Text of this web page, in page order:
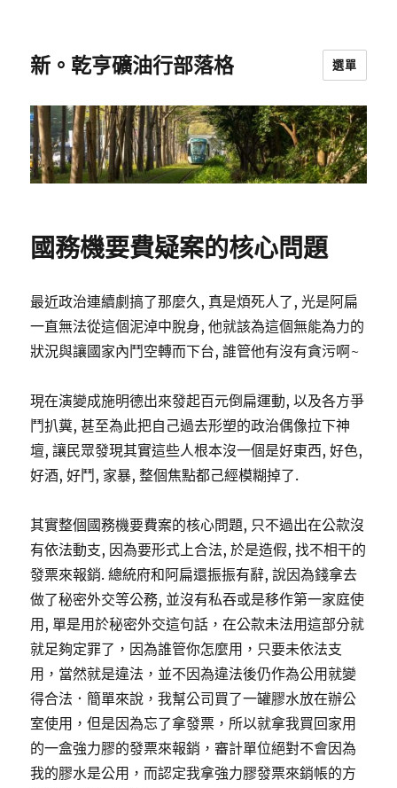
新。乾亨礦油行部落格 選單
國務機要費疑案的核心問題
最近政治連續劇搞了那麼久, 真是煩死人了, 光是阿扁
一直無法從這個泥淖中脫身, 他就該為這個無能為力的
狀況與讓國家內鬥空轉而下台, 誰管他有沒有貪污啊~
現在演變成施明德出來發起百元倒扁運動, 以及各方爭
鬥扒糞, 甚至為此把自己過去形塑的政治偶像拉下神
壇, 讓民眾發現其實這些人根本沒一個是好東西, 好色,
好酒, 好鬥, 家暴, 整個焦點都己經模糊掉了.
其實整個國務機要費案的核心問題, 只不過出在公款沒
有依法動支, 因為要形式上合法, 於是造假, 找不相干的
發票來報銷. 總統府和阿扁還振振有辭, 說因為錢拿去
做了秘密外交等公務, 並沒有私吞或是移作第一家庭使
用, 單是用於秘密外交這句話，在公款未法用這部分就
就足夠定罪了，因為誰管你怎麼用，只要未依法支
用，當然就是違法，並不因為違法後仍作為公用就變
得合法．簡單來說，我幫公司買了一罐膠水放在辦公
室使用，但是因為忘了拿發票，所以就拿我買回家用
的一盒強力膠的發票來報銷，審計單位絕對不會因為
我的膠水是公用，而認定我拿強力膠發票來銷帳的方